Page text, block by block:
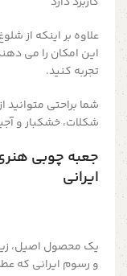
علاوه بر اینکه از
این امکان را می
تجربه کنید.
شما براحتی متوانید
شکلات، خشکبار و
جعبه چوبی
ایرانی
یک محصول اصیل،
و رسوم ایرانی که